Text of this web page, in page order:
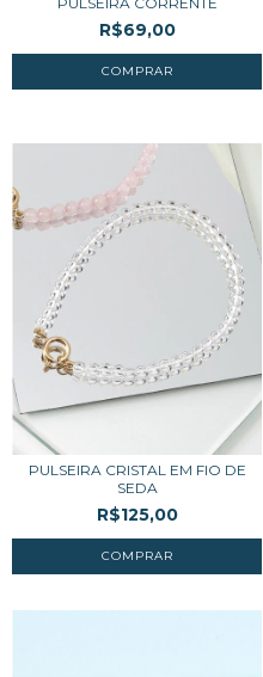
R$69,00
PULSEIRA CRISTAL EM FIO DE
SEDA
R$125,00